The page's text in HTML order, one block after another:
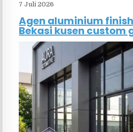
7 Juli 2026
Agen aluminium
Bekasi kusen custom